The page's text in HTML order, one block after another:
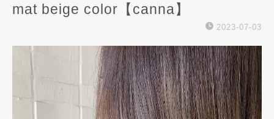
mat beige color【canna】
2023-07-03